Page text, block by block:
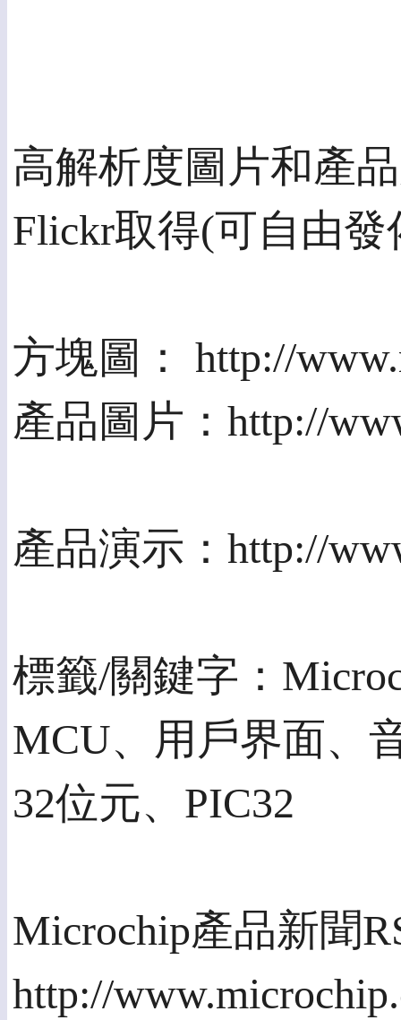
高解析度圖片和產
Flickr取得(可自由發
方塊圖： http://
產品圖片：http://
產品演示：http://
標籤/關鍵字：
MCU、用戶界面、
32位元、PIC32
Microchip產品新聞
http://